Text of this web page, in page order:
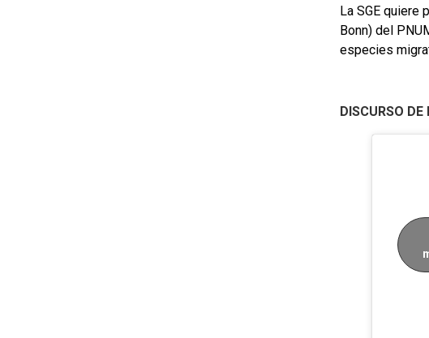
La SGE quiere
Bonn) del
especies
DISCURSO